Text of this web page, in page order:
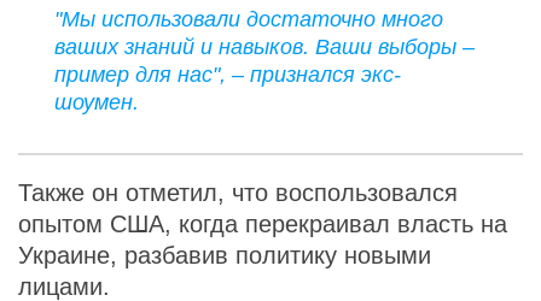
"Мы использовали достаточно много
ваших знаний и навыков. Ваши выборы –
пример для нас", – признался экс-
шоумен.
Также он отметил, что воспользовался
опытом США, когда перекраивал власть на
Украине, разбавив политику новыми
лицами.